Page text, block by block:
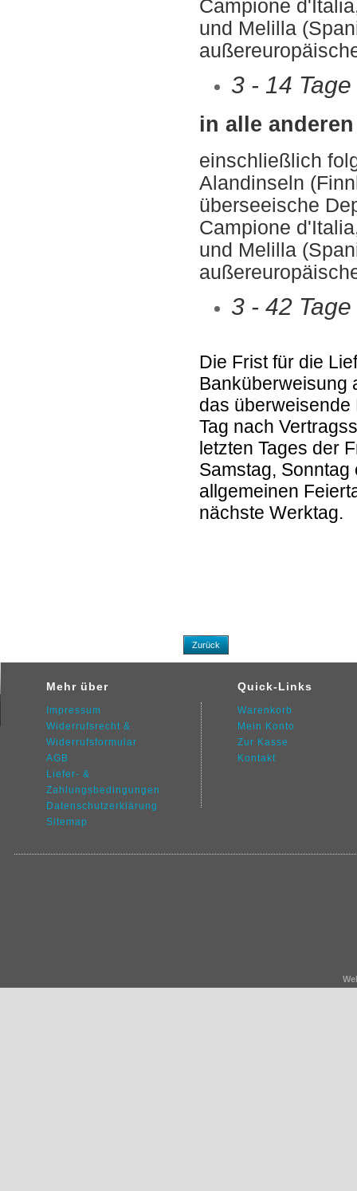
Campione
und Melilla
3 - 14 Tage
in alle
einschließlich
Alandinseln
überseeische
Campione
und Melilla
3 - 42 Tage
Die Frist für die
Banküberweisung
das überweisende
Tag nach
letzten Tages der
Samstag,
allgemeinen
nächste Werktag.
Zurück
Mehr über
Impressum
Widerrufsrecht &
Widerrufsformular
AGB
Liefer- &
Zahlungsbedingungen
Datenschutzerklärung
Sitemap
Quick-Links
Warenkorb
Mein Konto
Zur Kasse
Kontakt